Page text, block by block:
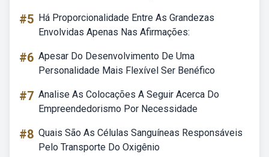
#5 Há Proporcionalidade Entre As Grandezas
Envolvidas Apenas Nas Afirmações:
#6 Apesar Do Desenvolvimento De Uma
Personalidade Mais Flexível Ser Benéfico
#7 Analise As Colocações A Seguir Acerca Do
Empreendedorismo Por Necessidade
#8 Quais São As Células Sanguíneas Responsáveis
Pelo Transporte Do Oxigênio